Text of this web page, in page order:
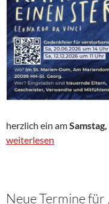
herzlich ein am
weiterlesen
Neue Termine für